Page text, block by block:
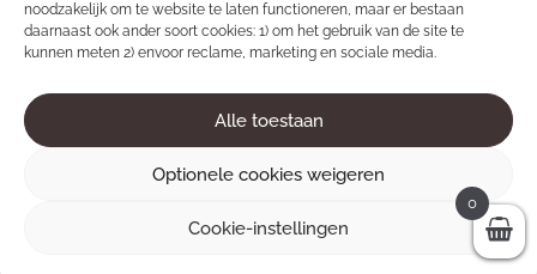
noodzakelijk om te website te laten functioneren, maar er bestaan
daarnaast ook ander soort cookies: 1) om het gebruik van de site te
kunnen meten 2) envoor reclame, marketing en sociale media.
Alle toestaan
Optionele cookies weigeren
Cookie-instellingen
2012 - 2026 © Konstlagret. All rights reserved.
0